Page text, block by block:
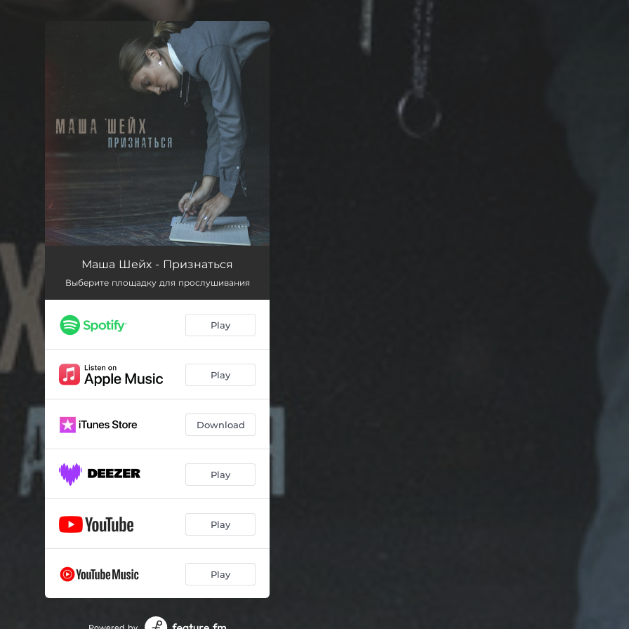
You're all set!
Маша Шейх - Признаться
Выберите площадку для прослушивания
Play
Play
Download
Play
Play
Play